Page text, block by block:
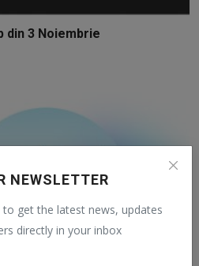
NEWSLETTER
to get the latest news, updates
directly in your inbox
din 3 Noiembrie